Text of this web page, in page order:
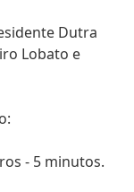
Dutra
Lobato e
- 5 minutos.